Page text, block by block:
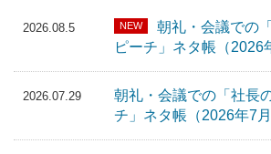
2026.08.5 NEW
朝礼・会議での
ピーチ」ネタ帳（2026
2026.07.29
朝礼・会議での「社長
チ」ネタ帳（2026年7月